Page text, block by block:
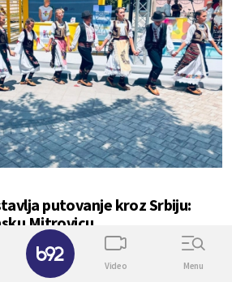
putovanje kroz Srbiju:
Mitrovicu
0 Video Menu
✕